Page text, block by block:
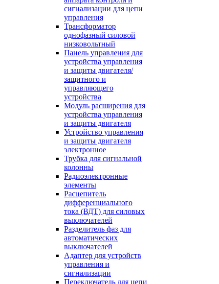
сигнализации для цепи
управления
Трансформатор
однофазный силовой
низковольтный
Панель управления для
устройства управления
и защиты двигателя/
защитного и
управляющего
устройства
Модуль расширения для
устройства управления
и защиты двигателя
Устройство управления
и защиты двигателя
электронное
Трубка для сигнальной
колонны
Радиоэлектронные
элементы
Расцепитель
дифференциального
тока (ВДТ) для силовых
выключателей
Разделитель фаз для
автоматических
выключателей
Адаптер для устройств
управления и
сигнализации
Переключатель для цепи